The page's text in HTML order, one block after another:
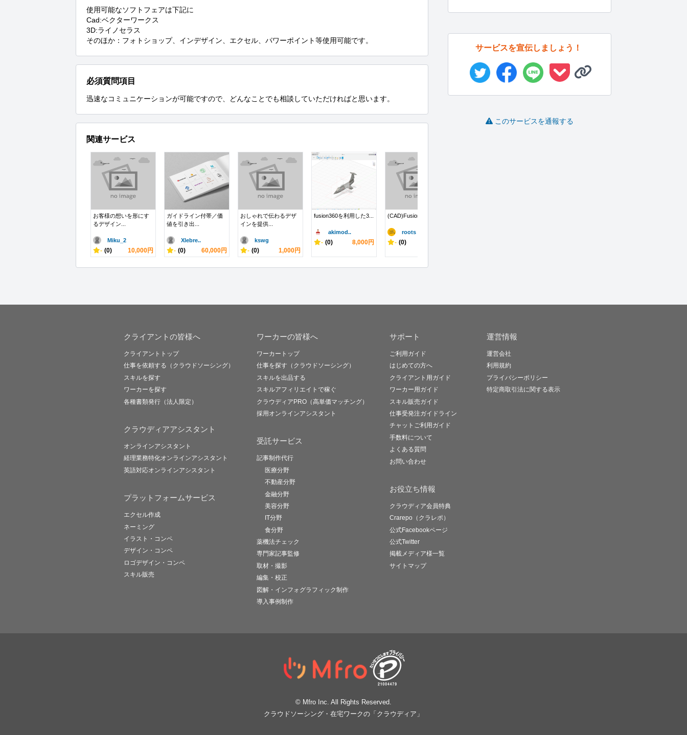
使用可能なソフトフェアは下記に
Cad:ベクターワークス
3D:ライノセラス
そのほか：フォトショップ、インデザイン、エクセル、パワーポイント等使用可能です。
必須質問項目
迅速なコミュニケーションが可能ですので、どんなことでも相談していただければと思います。
関連サービス
お客様の想いを形にす
るデザイン...
Miku_2
- (0) 10,000円
ガイドライン付帯／価
値を引き出...
Xlebre..
- (0) 60,000円
おしゃれで伝わるデザ
インを提供...
kswg
- (0) 1,000円
fusion360を利用した3...
akimod..
- (0) 8,000円
(CAD)Fusion360で...
roots ..
- (0)
サービスを宣伝しましょう！
このサービスを通報する
クライアントの皆様へ
クライアントトップ
仕事を依頼する（クラウドソーシング）
スキルを探す
ワーカーを探す
各種書類発行（法人限定）
クラウディアアシスタント
オンラインアシスタント
経理業務特化オンラインアシスタント
英語対応オンラインアシスタント
プラットフォームサービス
エクセル作成
ネーミング
イラスト・コンペ
デザイン・コンペ
ロゴデザイン・コンペ
スキル販売
ワーカーの皆様へ
ワーカートップ
仕事を探す（クラウドソーシング）
スキルを出品する
スキルアフィリエイトで稼ぐ
クラウディアPRO（高単価マッチング）
採用オンラインアシスタント
受託サービス
記事制作代行
医療分野
不動産分野
金融分野
美容分野
IT分野
食分野
薬機法チェック
専門家記事監修
取材・撮影
編集・校正
図解・インフォグラフィック制作
導入事例制作
サポート
ご利用ガイド
はじめての方へ
クライアント用ガイド
ワーカー用ガイド
スキル販売ガイド
仕事受発注ガイドライン
チャットご利用ガイド
手数料について
よくある質問
お問い合わせ
お役立ち情報
クラウディア会員特典
Crarepo（クラレポ）
公式Facebookページ
公式Twitter
掲載メディア様一覧
サイトマップ
運営情報
運営会社
利用規約
プライバシーポリシー
特定商取引法に関する表示
© Mfro Inc. All Rights Reserved.
クラウドソーシング・在宅ワークの「クラウディア」